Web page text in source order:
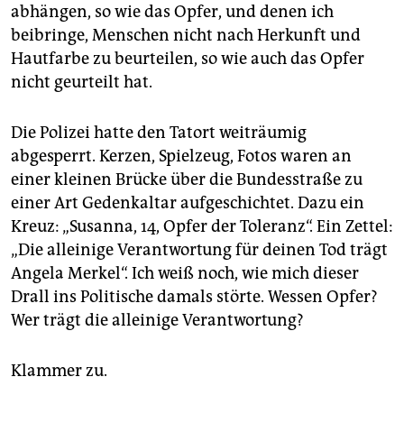
abhängen, so wie das Opfer, und denen ich
beibringe, Menschen nicht nach Herkunft und
Hautfarbe zu beurteilen, so wie auch das Opfer
nicht geurteilt hat.
Die Polizei hatte den Tatort weiträumig
abgesperrt. Kerzen, Spielzeug, Fotos waren an
einer kleinen Brücke über die Bundesstraße zu
einer Art Gedenkaltar aufgeschichtet. Dazu ein
Kreuz: „Susanna, 14, Opfer der Toleranz“. Ein Zettel:
„Die alleinige Verantwortung für deinen Tod trägt
Angela Merkel“. Ich weiß noch, wie mich dieser
Drall ins Politische damals störte. Wessen Opfer?
Wer trägt die alleinige Verantwortung?
Klammer zu.